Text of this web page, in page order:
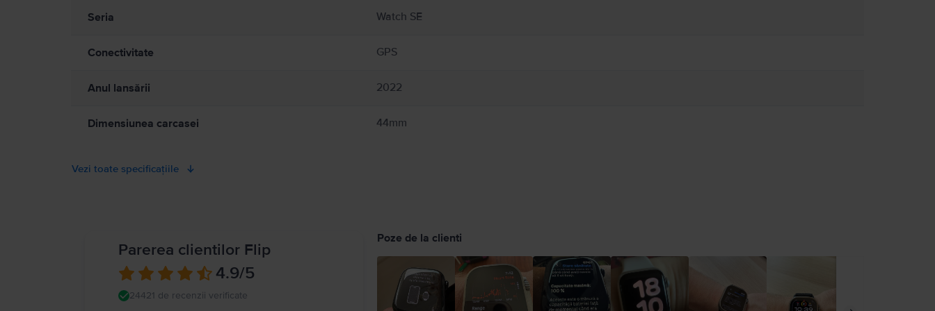
Watch dacă acesta devine neplăcut de cald. Consultați medicul dvs. și producătorul dispozitivului medical pentru informații specifice dispozitivului dvs. medical și pentru a afla dacă trebuie să păstrați o distanță
sigură de separare între dispozitivul dvs. medical și Apple Watch, anumite brățări ale sale și accesoriile magnetice de încărcare Apple Watch. Apple Watch nu este un dispozitiv medical și nu poate înlocui o opinie
Seria Watch SE
Conectivitate GPS
Anul lansării 2022
Dimensiunea carcasei 44mm
Vezi toate specificațiile
Parerea clientilor Flip
4.9/5
24421 de recenzii verificate
Poze de la clienti